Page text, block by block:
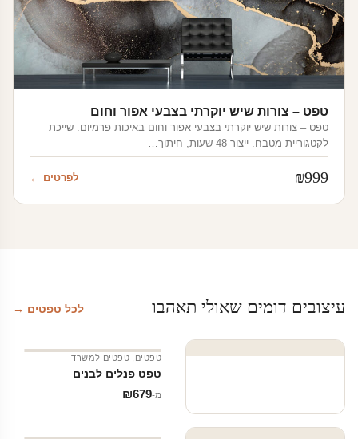
טפט – צורות שיש יוקרתי בצבעי אפור וחום
טפט – צורות שיש יוקרתי בצבעי אפור וחום באיכות פרמיום. שייכת
לקטגוריית מטבח. ייצור 48 שעות, חיתוך…
₪999 לפרטים ←
עיצובים דומים שאולי תאהבו לכל טפטים →
טפטים טפטים למשרד
טפט פנלים לבנים
מ‑ ₪679